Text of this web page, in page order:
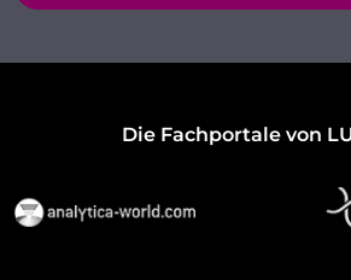
Die Fachportale von